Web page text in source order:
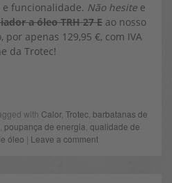
e funcionalidade. Não hesite e
a óleo TRH 27 E ao nosso
apenas 129,95 €, com IVA
da Trotec!
with Calor, Trotec barbatanas de
poupança de energia qualidade de
óleo | Leave a comment